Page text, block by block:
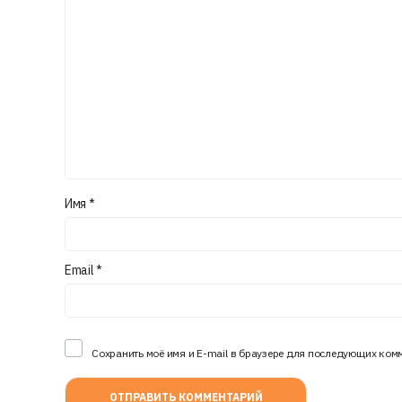
Имя *
Email*
Сохранить моё имя и E-mail в браузере для последующих